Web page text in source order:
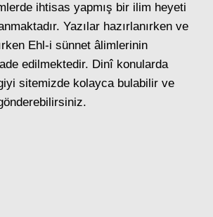
ihtisas yapmış bir ilim heyeti
Yazılar hazırlanırken ve
Ehl-i sünnet âlimlerinin
edilmektedir. Dinî konularda
sitemizde kolayca bulabilir ve